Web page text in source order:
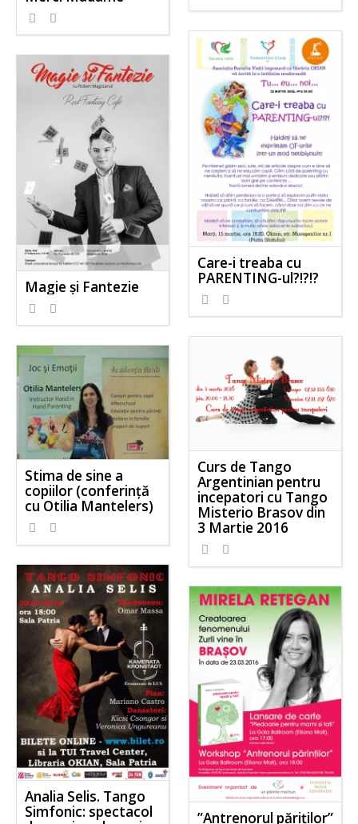
Care-i treaba cu
PARENTING-ul?!?!?
Magie și Fantezie
Curs de Tango
Argentinian pentru
incepatori cu Tango
Misterio Brasov din
3 Martie 2016
Stima de sine a
copiilor (conferință
cu Otilia Mantelers)
Analia Selis. Tango
Simfonic: spectacol
”Antrenorul păriților”